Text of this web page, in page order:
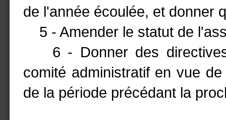
de l'année écoulée, et donner
5 - Amender le statut de
6 - Donner des directives
comité administratif en vue
de la période précédant la